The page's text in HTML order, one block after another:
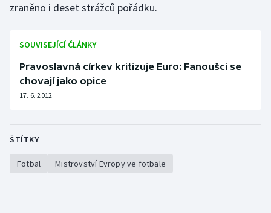
Plavání
Plážový volejbal
Rychlobruslení
Rychlostní kanoistika
zraněno i deset strážců pořádku.
SOUVISEJÍCÍ ČLÁNKY
Pravoslavná církev kritizuje Euro: Fanoušci se
chovají jako opice
17. 6. 2012
ŠTÍTKY
Fotbal Mistrovství Evropy ve fotbale